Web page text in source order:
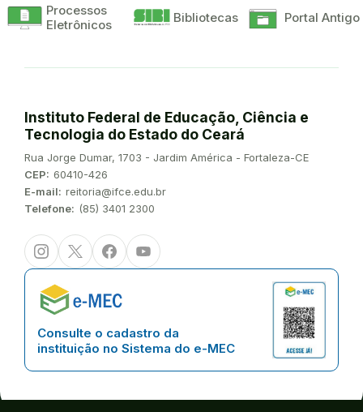
Processos
Eletrônicos
Bibliotecas Portal Antigo
Instituto Federal de Educação, Ciência e
Tecnologia do Estado do Ceará
Endereço:
Rua Jorge Dumar, 1703 - Jardim América - Fortaleza-CE
CEP: 60410-426
E-mail: reitoria@ifce.edu.br
Telefone: (85) 3401 2300
InstagramTwitter/XFacebookYoutube
Consulte o cadastro da
instituição no Sistema do e-MEC